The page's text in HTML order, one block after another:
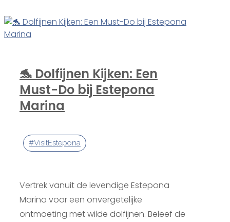
🐬 Dolfijnen Kijken: Een
Must-Do bij Estepona
Marina
#VisitEstepona
Vertrek vanuit de levendige Estepona
Marina voor een onvergetelijke
ontmoeting met wilde dolfijnen. Beleef de